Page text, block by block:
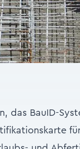
das BauID-